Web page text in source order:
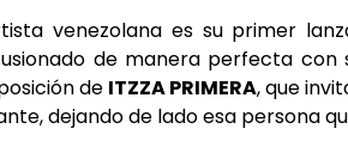
venezolana es su primer
de manera perfecta
de ITZZA PRIMERA, que
dejando de lado esa persona